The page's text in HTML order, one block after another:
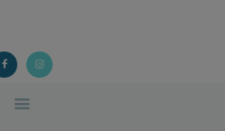
de familias de acollida